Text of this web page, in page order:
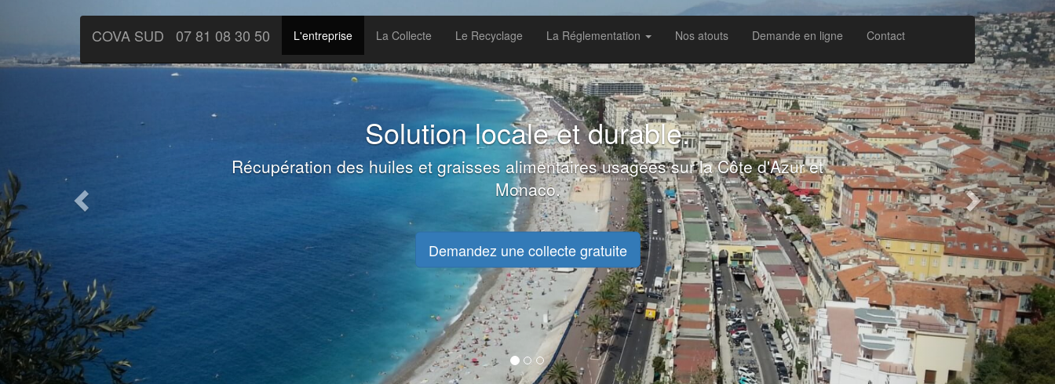
COVA SUD 07 81 08 30 50 L'entreprise La Collecte Le Recyclage La Réglementation Nos atouts Demande en ligne Contact
Respect de la réglemention.
Installation Classée pour la Protection de l'Environnement (ICPE) déclarée en
préfecture. Traitement des corps gras. Certification ISCC EU.
Demandez une collecte gratuite
Previous Next